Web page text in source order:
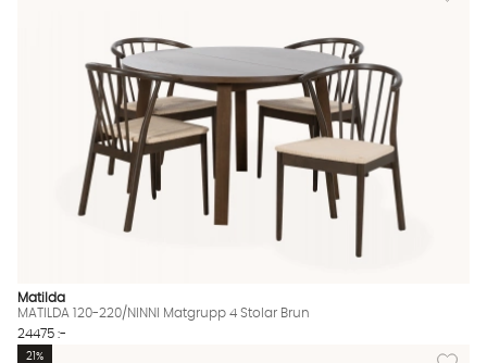
Matilda
MATILDA 120-220/NINNI Matgrupp 4 Stolar Brun
24475 :-
Lägg
21%